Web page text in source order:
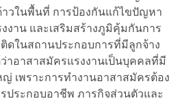
าวในพื้นที่ การป้องกันแก้ไขปัญหา
งาน และเสริมสร้างภูมิคุ้มกันการ
ดในสถานประกอบการที่มีลูกจ้าง
าอาสาสมัครแรงงานเป็นบุคคลที่มี
ญ่ เพราะการทำงานอาสาสมัครต้อง
ประกอบอาชีพ ภารกิจส่วนตัวและ